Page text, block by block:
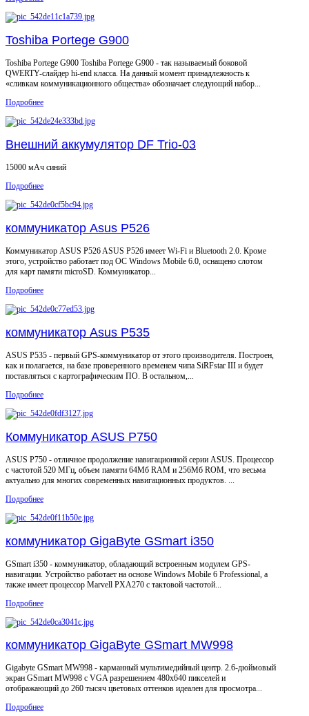
Toshiba Portege G900
Toshiba Portege G900 Toshiba Portege G900 - так называемый боковой
QWERTY-слайдер hi-end класса. На данный момент принадлежность к
«сливкам коммуникационного общества» обозначает следующий набор...
Подробнее
Внешний аккумулятор DF Trio-03
15000 мАч синий
Подробнее
коммуникатор Asus P526
Коммуникатор ASUS P526 ASUS P526 имеет Wi-Fi и Bluetooth 2.0. Кроме
этого, устройство работает под ОС Windows Mobile 6.0, оснащено слотом
для карт памяти microSD. Коммуникатор...
Подробнее
коммуникатор Asus P535
ASUS P535 - первый GPS-коммуникатор от этого производителя. Построен,
как и полагается, на базе проверенного временем чипа SiRFstar III и будет
поставляться с картографическим ПО. В остальном,...
Подробнее
Коммуникатор ASUS P750
ASUS P750 - отличное продолжение навигационной серии ASUS. Процессор
c частотой 520 МГц, объем памяти 64Мб RAM и 256Мб ROM, что весьма
актуально для многих современных навигационных продуктов. ...
Подробнее
коммуникатор GigaByte GSmart i350
GSmart i350 - коммуникатор, обладающий встроенным модулем GPS-
навигации. Устройство работает на основе Windows Mobile 6 Professional, а
также имеет процессор Marvell PXA270 с тактовой частотой...
Подробнее
коммуникатор GigaByte GSmart MW998
Gigabyte GSmart MW998 - карманный мультимедийный центр. 2.6-дюймовый
экран GSmart MW998 с VGA разрешением 480х640 пикселей и
отображающий до 260 тысяч цветовых оттенков идеален для просмотра...
Подробнее